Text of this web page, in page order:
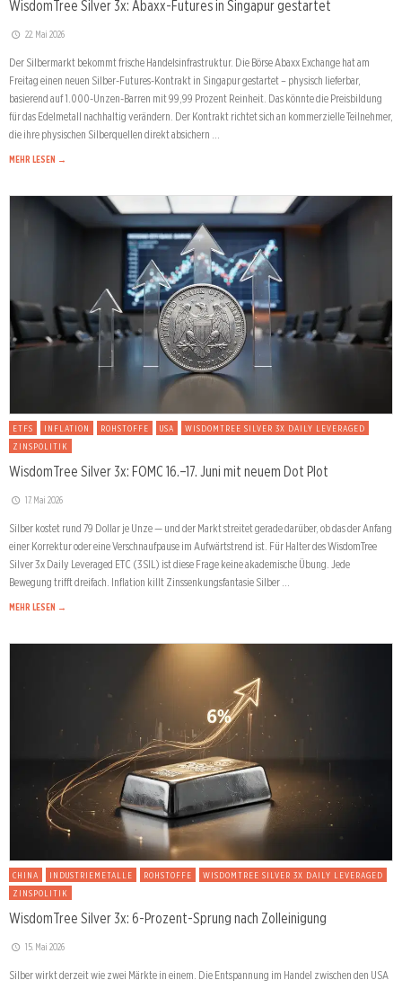
WisdomTree Silver 3x: Abaxx-Futures in Singapur gestartet
22. Mai 2026
Der Silbermarkt bekommt frische Handelsinfrastruktur. Die Börse Abaxx Exchange hat am
Freitag einen neuen Silber-Futures-Kontrakt in Singapur gestartet – physisch lieferbar,
basierend auf 1.000-Unzen-Barren mit 99,99 Prozent Reinheit. Das könnte die Preisbildung
für das Edelmetall nachhaltig verändern. Der Kontrakt richtet sich an kommerzielle Teilnehmer,
die ihre physischen Silberquellen direkt absichern …
MEHR LESEN →
ETFS INFLATION ROHSTOFFE USA
WISDOMTREE SILVER 3X DAILY LEVERAGED
ZINSPOLITIK
WisdomTree Silver 3x: FOMC 16.–17. Juni mit neuem Dot Plot
17. Mai 2026
Silber kostet rund 79 Dollar je Unze — und der Markt streitet gerade darüber, ob das der Anfang
einer Korrektur oder eine Verschnaufpause im Aufwärtstrend ist. Für Halter des WisdomTree
Silver 3x Daily Leveraged ETC (3SIL) ist diese Frage keine akademische Übung. Jede
Bewegung trifft dreifach. Inflation killt Zinssenkungsfantasie Silber …
MEHR LESEN →
CHINA INDUSTRIEMETALLE ROHSTOFFE
WISDOMTREE SILVER 3X DAILY LEVERAGED
ZINSPOLITIK
WisdomTree Silver 3x: 6-Prozent-Sprung nach Zolleinigung
15. Mai 2026
Silber wirkt derzeit wie zwei Märkte in einem. Die Entspannung im Handel zwischen den USA